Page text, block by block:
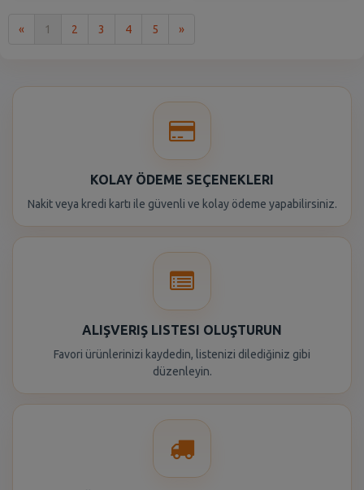
« 1 2 3 4 5 »Son
KOLAY ÖDEME SEÇENEKLERI
Nakit veya kredi kartı ile güvenli ve kolay ödeme yapabilirsiniz.
ALIŞVERIŞ LISTESI OLUŞTURUN
Favori ürünlerinizi kaydedin, listenizi dilediğiniz gibi
düzenleyin.